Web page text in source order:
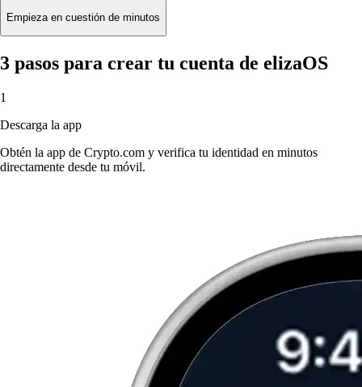
Empieza en cuestión de minutos
3 pasos para crear tu cuenta de elizaOS
1
Descarga la app
Obtén la app de Crypto.com y verifica tu identidad en minutos
directamente desde tu móvil.